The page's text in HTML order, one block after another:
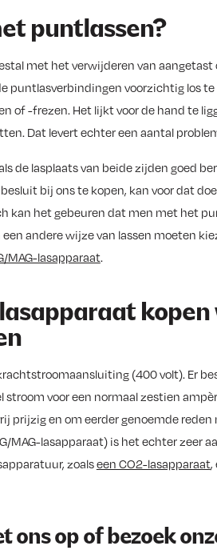
puntlassen?
met het verwijderen van
puntlasverbindingen voorzichtig los
of -frezen. Het lijkt voor de hand te
Dat levert echter een aantal
de lasplaats van beide zijden goed
bij ons te kopen, kan voor dat
kan het gebeuren dat men met het
andere wijze van lassen moeten
MAG-lasapparaat.
kopen
(400 volt). Er
stroom voor een normaal zestien
prijzig en om eerder genoemde
MAG-lasapparaat) is het echter zeer
zoalseen CO2-lasapparaat,
ons op of bezoek